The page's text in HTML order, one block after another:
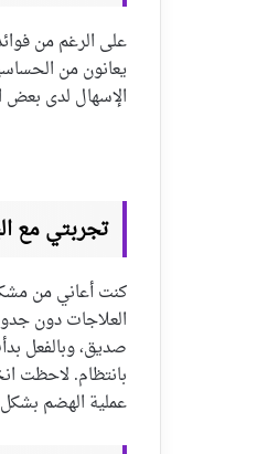
على الرغم من
يعانون من
الإسهال لدى بعض
تجربتي مع
كنت أعاني من
العلاجات دون
صديق، وبالفعل
بانتظام. لاحظت
عملية الهضم